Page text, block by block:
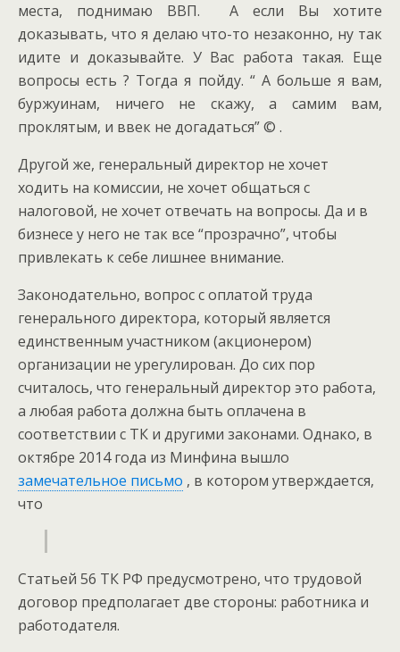
места, поднимаю ВВП. А если Вы хотите
доказывать, что я делаю что-то незаконно, ну так
идите и доказывайте. У Вас работа такая. Еще
вопросы есть ? Тогда я пойду. “ А больше я вам,
буржуинам, ничего не скажу, а самим вам,
проклятым, и ввек не догадаться” © .
Другой же, генеральный директор не хочет
ходить на комиссии, не хочет общаться с
налоговой, не хочет отвечать на вопросы. Да и в
бизнесе у него не так все “прозрачно”, чтобы
привлекать к себе лишнее внимание.
Законодательно, вопрос с оплатой труда
генерального директора, который является
единственным участником (акционером)
организации не урегулирован. До сих пор
считалось, что генеральный директор это работа,
а любая работа должна быть оплачена в
соответствии с ТК и другими законами. Однако, в
октябре 2014 года из Минфина вышло
замечательное письмо , в котором утверждается,
что
Статьей 56 ТК РФ предусмотрено, что трудовой
договор предполагает две стороны: работника и
работодателя.